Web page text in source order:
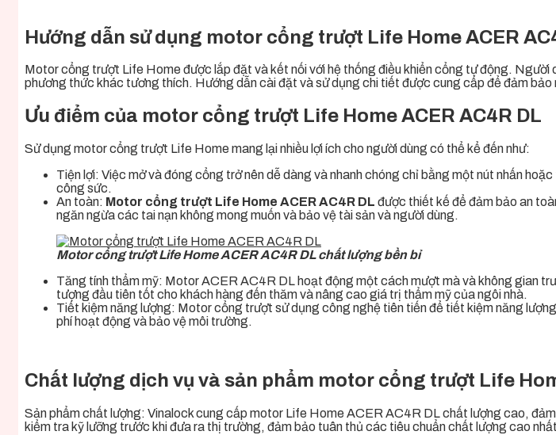
Hướng dẫn sử dụng motor cổng trượt Life Home ACER
Motor cổng trượt Life Homeđược lắp đặt và kết nối với hệ thống điều khiển cổng tự động.
phương thức khác tương thích. Hướng dẫn cài đặt và sử dụng chi tiết được cung cấp để đảm
Ưu điểm của motor cổng trượt Life Home ACER AC4R DL
Sử dụng motor cổng trượt Life Homemang lại nhiều lợi ích cho người dùng có thể kể đến như:
Tiện lợi: Việc mở và đóng cổng trở nên dễ dàng và nhanh chóng chỉ bằng một nút nhấn
công sức.
An toàn: Motor cổng trượt Life Home ACER AC4R DL được thiết kế để đảm bảo an
ngăn ngừa các tai nạn không mong muốn và bảo vệ tài sản và người dùng.
Motor cổng trượt Life Home ACER AC4R DL chất lượng bền bỉ
Tăng tính thẩm mỹ: Motor ACER AC4R DL hoạt động một cách mượt mà và không gian
tượng đầu tiên tốt cho khách hàng đến thăm và nâng cao giá trị thẩm mỹ của ngôi nhà.
Tiết kiệm năng lượng: Motor cổng trượt sử dụng công nghệ tiên tiến để tiết kiệm năng
phí hoạt động và bảo vệ môi trường.
Chất lượng dịch vụ và sản phẩm motor cổng trượt Life
Sản phẩm chất lượng: Vinalock cung cấp motor Life Home ACER AC4R DLchất lượng cao,
kiểm tra kỹ lưỡng trước khi đưa ra thị trường, đảm bảo tuân thủ các tiêu chuẩn chất lượng cao